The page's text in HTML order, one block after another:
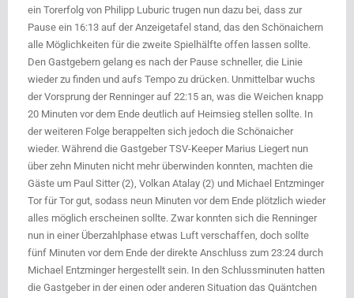
ein Torerfolg von Philipp Luburic trugen nun dazu bei, dass zur
Pause ein 16:13 auf der Anzeigetafel stand, das den Schönaichern
alle Möglichkeiten für die zweite Spielhälfte offen lassen sollte.
Den Gastgebern gelang es nach der Pause schneller, die Linie
wieder zu finden und aufs Tempo zu drücken. Unmittelbar wuchs
der Vorsprung der Renninger auf 22:15 an, was die Weichen knapp
20 Minuten vor dem Ende deutlich auf Heimsieg stellen sollte. In
der weiteren Folge berappelten sich jedoch die Schönaicher
wieder. Während die Gastgeber TSV-Keeper Marius Liegert nun
über zehn Minuten nicht mehr überwinden konnten, machten die
Gäste um Paul Sitter (2), Volkan Atalay (2) und Michael Entzminger
Tor für Tor gut, sodass neun Minuten vor dem Ende plötzlich wieder
alles möglich erscheinen sollte. Zwar konnten sich die Renninger
nun in einer Überzahlphase etwas Luft verschaffen, doch sollte
fünf Minuten vor dem Ende der direkte Anschluss zum 23:24 durch
Michael Entzminger hergestellt sein. In den Schlussminuten hatten
die Gastgeber in der einen oder anderen Situation das Quäntchen